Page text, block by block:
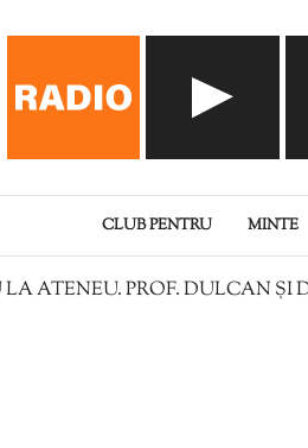
CLUB PENTRU MINTE
ATENEU. PROF. DULCAN ȘI